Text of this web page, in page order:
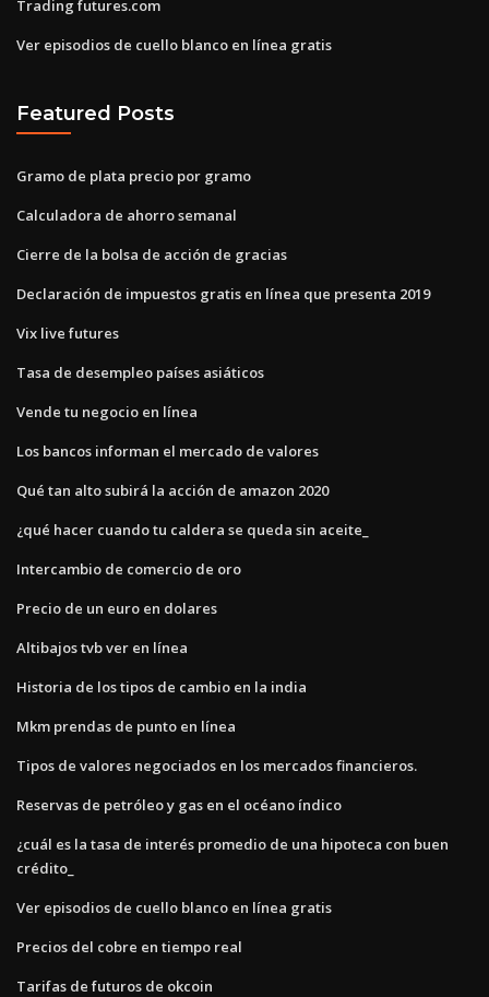
Trading futures.com
Ver episodios de cuello blanco en línea gratis
Featured Posts
Gramo de plata precio por gramo
Calculadora de ahorro semanal
Cierre de la bolsa de acción de gracias
Declaración de impuestos gratis en línea que presenta 2019
Vix live futures
Tasa de desempleo países asiáticos
Vende tu negocio en línea
Los bancos informan el mercado de valores
Qué tan alto subirá la acción de amazon 2020
¿qué hacer cuando tu caldera se queda sin aceite_
Intercambio de comercio de oro
Precio de un euro en dolares
Altibajos tvb ver en línea
Historia de los tipos de cambio en la india
Mkm prendas de punto en línea
Tipos de valores negociados en los mercados financieros.
Reservas de petróleo y gas en el océano índico
¿cuál es la tasa de interés promedio de una hipoteca con buen
crédito_
Ver episodios de cuello blanco en línea gratis
Precios del cobre en tiempo real
Tarifas de futuros de okcoin